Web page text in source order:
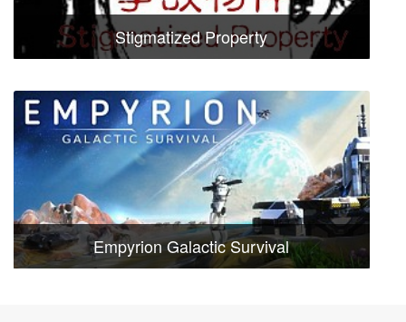
Stigmatized Property
Empyrion Galactic Survival